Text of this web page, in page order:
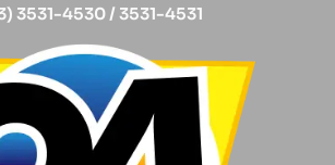
3531-4530 / 3531-4531